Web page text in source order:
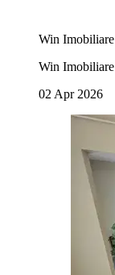
Win Imobiliare
Win Imobiliare
02 Apr 2026